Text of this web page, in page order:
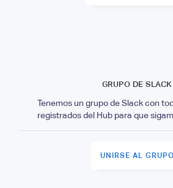
GRUPO DE SLACK
Tenemos un grupo de Slack con
registrados del Hub para que
UNIRSE AL GRUPO